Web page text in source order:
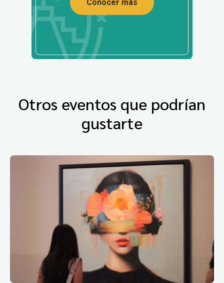
Conocer más
Otros eventos que podrían
gustarte